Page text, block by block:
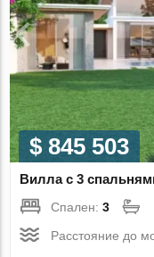
$ 845 503
Вилла с 3
Спален:3
Расстояние до